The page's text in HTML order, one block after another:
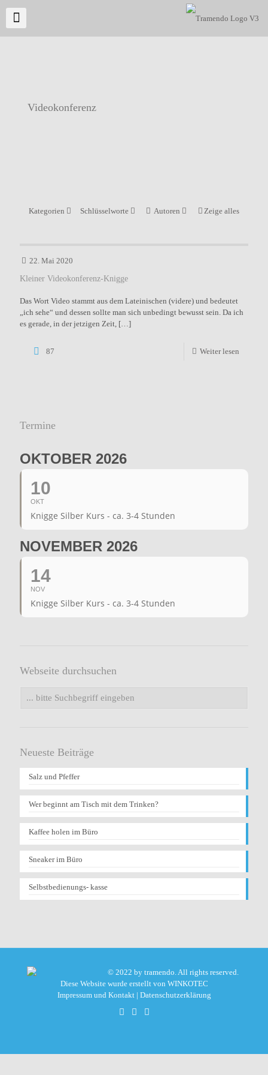
Videokonferenz
Kategorien Schlüsselworte Autoren Zeige alles
22. Mai 2020
Kleiner Videokonferenz-Knigge
Das Wort Video stammt aus dem Lateinischen (videre‎) und bedeutet
„ich sehe“ und dessen sollte man sich unbedingt bewusst sein. Da ich
es gerade, in der jetzigen Zeit, […]
87 Weiter lesen
Termine
OKTOBER 2026
10
OKT
Knigge Silber Kurs - ca. 3-4 Stunden
NOVEMBER 2026
14
NOV
Knigge Silber Kurs - ca. 3-4 Stunden
Webseite durchsuchen
Neueste Beiträge
Salz und Pfeffer
Wer beginnt am Tisch mit dem Trinken?
Kaffee holen im Büro
Sneaker im Büro
Selbstbedienungs- kasse
© 2022 by tramendo. All rights reserved.
Diese Website wurde erstellt von WINKOTEC
Impressum und Kontakt| Datenschutzerklärung